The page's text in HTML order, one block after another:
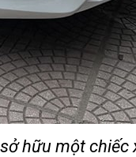
hữu một